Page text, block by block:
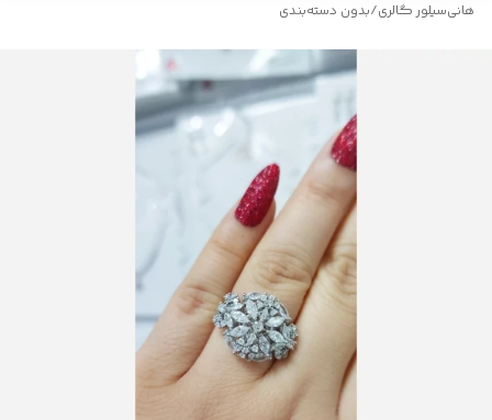
هانی‌سیلور گالری/بدون دسته‌بندی